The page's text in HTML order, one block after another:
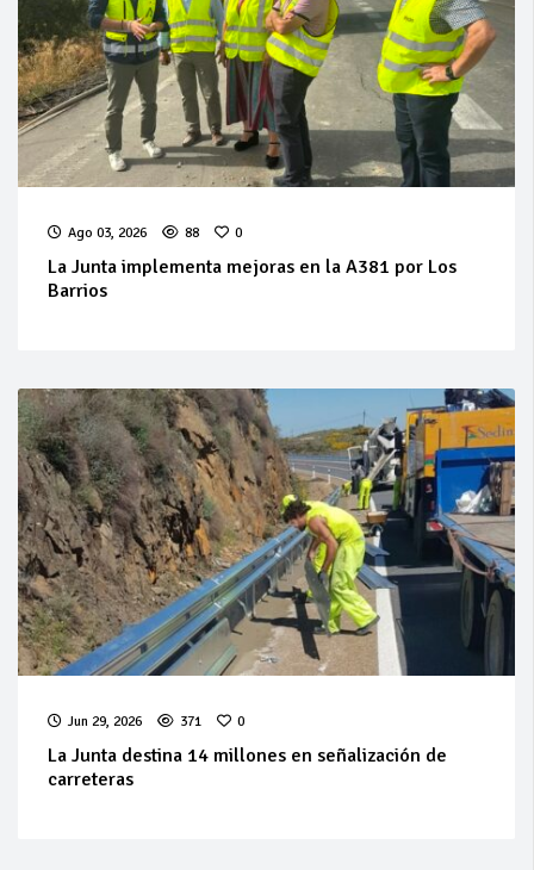
Ago 03, 2026 88 0
La Junta implementa mejoras en la A381 por Los
Barrios
Jun 29, 2026 371 0
La Junta destina 14 millones en señalización de
carreteras